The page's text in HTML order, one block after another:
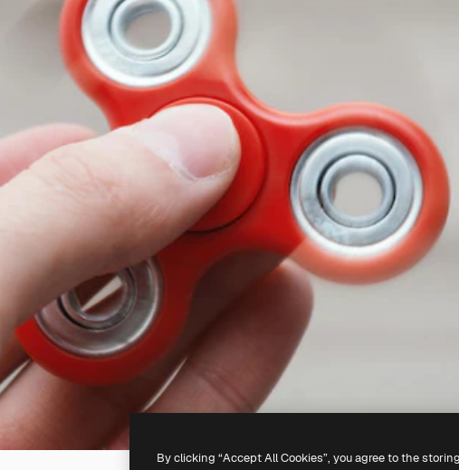
By clicking “Accept All Cookies”, you agree to the